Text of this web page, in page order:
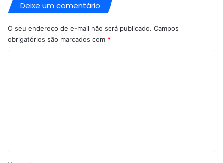
Deixe um comentário
O seu endereço de e-mail não será publicado. Campos
obrigatórios são marcados com *